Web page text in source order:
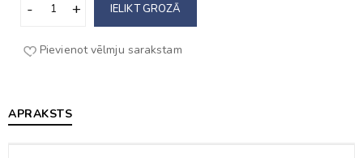
IELIKT GROZĀ
Pievienot vēlmju sarakstam
APRAKSTS